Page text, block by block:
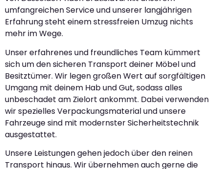
umfangreichen Service und unserer langjährigen
Erfahrung steht einem stressfreien Umzug nichts
mehr im Wege.
Unser erfahrenes und freundliches Team kümmert
sich um den sicheren Transport deiner Möbel und
Besitztümer. Wir legen großen Wert auf sorgfältigen
Umgang mit deinem Hab und Gut, sodass alles
unbeschadet am Zielort ankommt. Dabei verwenden
wir spezielles Verpackungsmaterial und unsere
Fahrzeuge sind mit modernster Sicherheitstechnik
ausgestattet.
Unsere Leistungen gehen jedoch über den reinen
Transport hinaus. Wir übernehmen auch gerne die